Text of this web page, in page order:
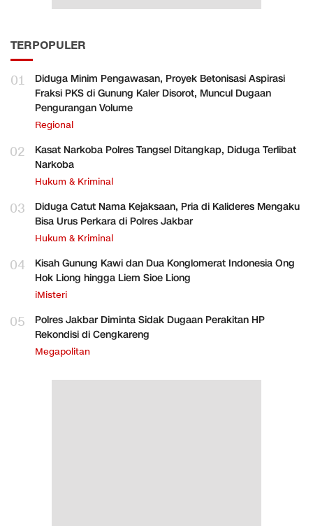
TERPOPULER
01
Diduga Minim Pengawasan, Proyek Betonisasi Aspirasi
Fraksi PKS di Gunung Kaler Disorot, Muncul Dugaan
Pengurangan Volume
Regional
02
Kasat Narkoba Polres Tangsel Ditangkap, Diduga Terlibat
Narkoba
Hukum & Kriminal
03
Diduga Catut Nama Kejaksaan, Pria di Kalideres Mengaku
Bisa Urus Perkara di Polres Jakbar
Hukum & Kriminal
04
Kisah Gunung Kawi dan Dua Konglomerat Indonesia Ong
Hok Liong hingga Liem Sioe Liong
iMisteri
05
Polres Jakbar Diminta Sidak Dugaan Perakitan HP
Rekondisi di Cengkareng
Megapolitan